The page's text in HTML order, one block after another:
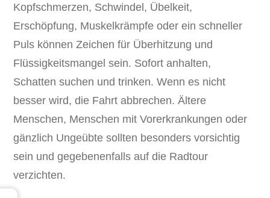
Kopfschmerzen, Schwindel, Übelkeit,
Erschöpfung, Muskelkrämpfe oder ein schneller
Puls können Zeichen für Überhitzung und
Flüssigkeitsmangel sein. Sofort anhalten,
Schatten suchen und trinken. Wenn es nicht
besser wird, die Fahrt abbrechen. Ältere
Menschen, Menschen mit Vorerkrankungen oder
gänzlich Ungeübte sollten besonders vorsichtig
sein und gegebenenfalls auf die Radtour
verzichten.